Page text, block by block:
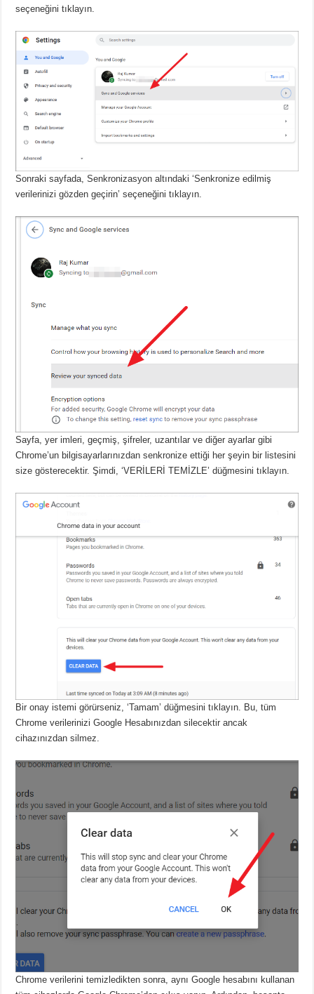
seçeneğini tıklayın.
Sonraki sayfada, Senkronizasyon altındaki ‘Senkronize edilmiş
verilerinizi gözden geçirin’ seçeneğini tıklayın.
Sayfa, yer imleri, geçmiş, şifreler, uzantılar ve diğer ayarlar gibi
Chrome’un bilgisayarlarınızdan senkronize ettiği her şeyin bir listesini
size gösterecektir.Şimdi, ‘VERİLERİ TEMİZLE’ düğmesini tıklayın.
Bir onay istemi görürseniz, ‘Tamam’ düğmesini tıklayın. Bu, tüm
Chrome verilerinizi Google Hesabınızdan silecektir ancak
cihazınızdan silmez.
Chrome verilerini temizledikten sonra, aynı Google hesabını kullanan